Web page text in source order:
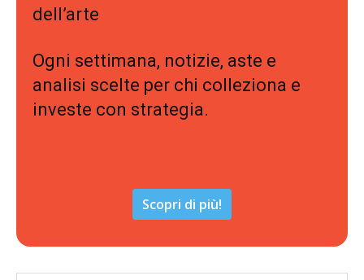
dell’arte
Ogni settimana, notizie, aste e
analisi scelte per chi colleziona e
investe con strategia.
Scopri di più!